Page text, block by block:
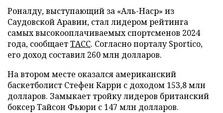
Роналду, выступающий за «Аль-Наср» из
Саудовской Аравии, стал лидером рейтинга
самых высокооплачиваемых спортсменов 2024
года, сообщаетТАСС. Согласно порталу Sportico,
его доход составил 260 млн долларов.
На втором месте оказался американский
баскетболист Стефен Карри с доходом 153,8 млн
долларов. Замыкает тройку лидеров британский
боксер Тайсон Фьюри с 147 млн долларов.